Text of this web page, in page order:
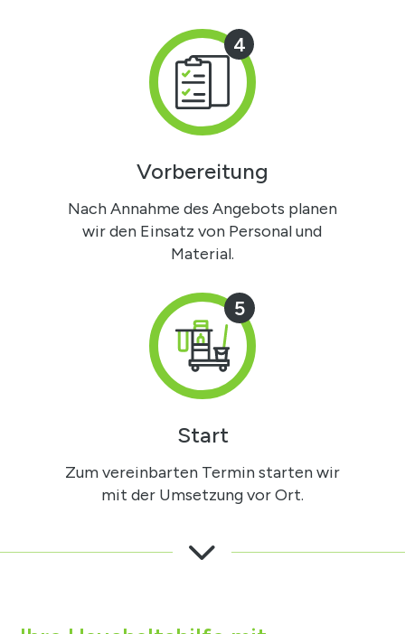
4
Vorbereitung
Nach Annahme des Angebots planen
wir den Einsatz von Personal und
Material.
5
Start
Zum vereinbarten Termin starten wir
mit der Umsetzung vor Ort.
3